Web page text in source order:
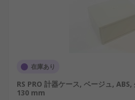
在庫あり
RS PRO 計器ケース, ベージュ,
130 mm